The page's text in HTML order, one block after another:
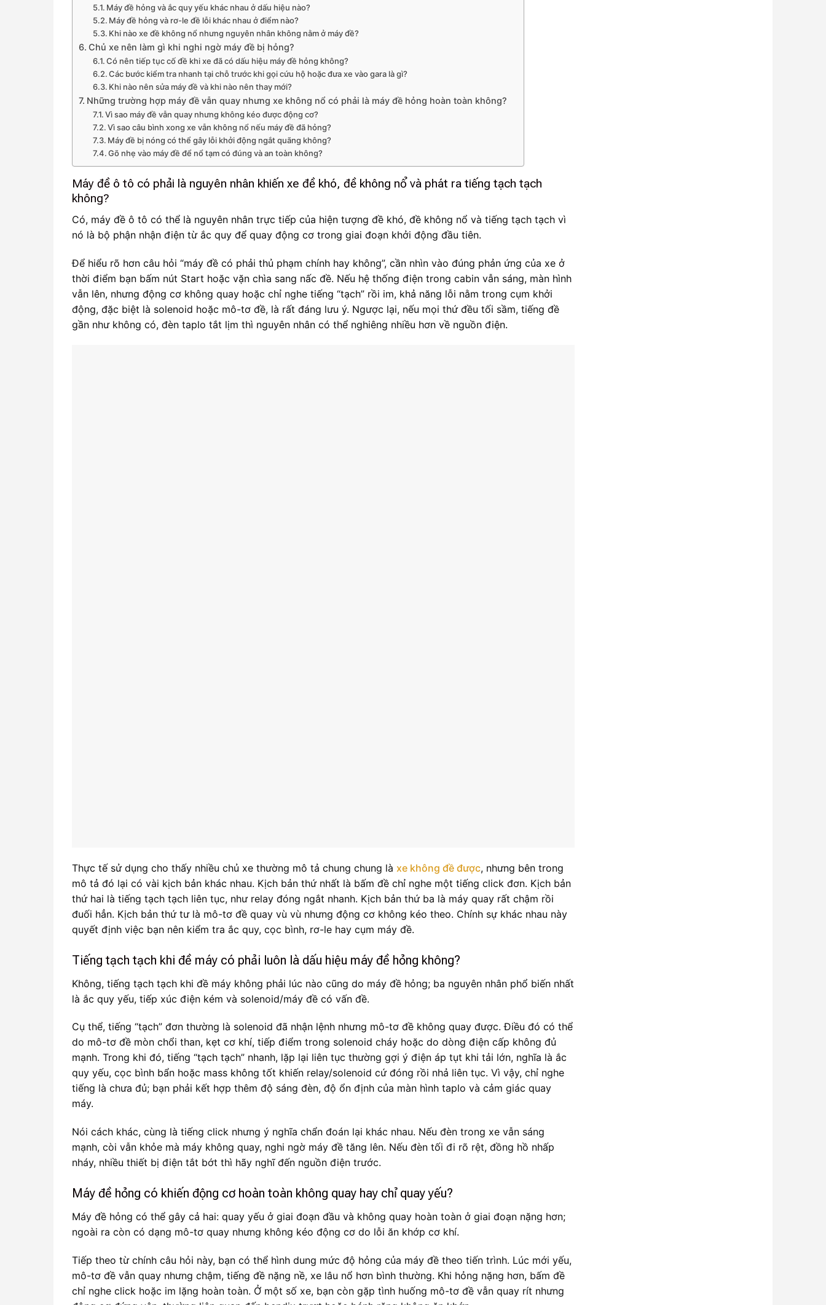
Máy đề hỏng và ắc quy yếu khác nhau ở dấu hiệu nào?
Máy đề hỏng và rơ-le đề lỗi khác nhau ở điểm nào?
Khi nào xe đề không nổ nhưng nguyên nhân không nằm ở máy đề?
Chủ xe nên làm gì khi nghi ngờ máy đề bị hỏng?
Có nên tiếp tục cố đề khi xe đã có dấu hiệu máy đề hỏng không?
Các bước kiểm tra nhanh tại chỗ trước khi gọi cứu hộ hoặc đưa xe vào gara là gì?
Khi nào nên sửa máy đề và khi nào nên thay mới?
Những trường hợp máy đề vẫn quay nhưng xe không nổ có phải là máy đề hỏng hoàn toàn không?
Vì sao máy đề vẫn quay nhưng không kéo được động cơ?
Vì sao câu bình xong xe vẫn không nổ nếu máy đề đã hỏng?
Máy đề bị nóng có thể gây lỗi khởi động ngắt quãng không?
Gõ nhẹ vào máy đề để nổ tạm có đúng và an toàn không?
Máy đề ô tô có phải là nguyên nhân khiến xe đề khó, đề không nổ và phát ra tiếng tạch tạch
không?
Có, máy đề ô tô có thể là nguyên nhân trực tiếp của hiện tượng đề khó, đề không nổ và tiếng tạch tạch vì
nó là bộ phận nhận điện từ ắc quy để quay động cơ trong giai đoạn khởi động đầu tiên.
Để hiểu rõ hơn câu hỏi “máy đề có phải thủ phạm chính hay không”, cần nhìn vào đúng phản ứng của xe ở
thời điểm bạn bấm nút Start hoặc vặn chìa sang nấc đề. Nếu hệ thống điện trong cabin vẫn sáng, màn hình
vẫn lên, nhưng động cơ không quay hoặc chỉ nghe tiếng “tạch” rồi im, khả năng lỗi nằm trong cụm khởi
động, đặc biệt là solenoid hoặc mô-tơ đề, là rất đáng lưu ý. Ngược lại, nếu mọi thứ đều tối sầm, tiếng đề
gần như không có, đèn taplo tắt lịm thì nguyên nhân có thể nghiêng nhiều hơn về nguồn điện.
Thực tế sử dụng cho thấy nhiều chủ xe thường mô tả chung chung là xe không đề được, nhưng bên trong
mô tả đó lại có vài kịch bản khác nhau. Kịch bản thứ nhất là bấm đề chỉ nghe một tiếng click đơn. Kịch bản
thứ hai là tiếng tạch tạch liên tục, như relay đóng ngắt nhanh. Kịch bản thứ ba là máy quay rất chậm rồi
đuối hẳn. Kịch bản thứ tư là mô-tơ đề quay vù vù nhưng động cơ không kéo theo. Chính sự khác nhau này
quyết định việc bạn nên kiểm tra ắc quy, cọc bình, rơ-le hay cụm máy đề.
Tiếng tạch tạch khi đề máy có phải luôn là dấu hiệu máy đề hỏng không?
Không, tiếng tạch tạch khi đề máy không phải lúc nào cũng do máy đề hỏng; ba nguyên nhân phổ biến nhất
là ắc quy yếu, tiếp xúc điện kém và solenoid/máy đề có vấn đề.
Cụ thể, tiếng “tạch” đơn thường là solenoid đã nhận lệnh nhưng mô-tơ đề không quay được. Điều đó có thể
do mô-tơ đề mòn chổi than, kẹt cơ khí, tiếp điểm trong solenoid cháy hoặc do dòng điện cấp không đủ
mạnh. Trong khi đó, tiếng “tạch tạch” nhanh, lặp lại liên tục thường gợi ý điện áp tụt khi tải lớn, nghĩa là ắc
quy yếu, cọc bình bẩn hoặc mass không tốt khiến relay/solenoid cứ đóng rồi nhả liên tục. Vì vậy, chỉ nghe
tiếng là chưa đủ; bạn phải kết hợp thêm độ sáng đèn, độ ổn định của màn hình taplo và cảm giác quay
máy.
Nói cách khác, cùng là tiếng click nhưng ý nghĩa chẩn đoán lại khác nhau. Nếu đèn trong xe vẫn sáng
mạnh, còi vẫn khỏe mà máy không quay, nghi ngờ máy đề tăng lên. Nếu đèn tối đi rõ rệt, đồng hồ nhấp
nháy, nhiều thiết bị điện tắt bớt thì hãy nghĩ đến nguồn điện trước.
Máy đề hỏng có khiến động cơ hoàn toàn không quay hay chỉ quay yếu?
Máy đề hỏng có thể gây cả hai: quay yếu ở giai đoạn đầu và không quay hoàn toàn ở giai đoạn nặng hơn;
ngoài ra còn có dạng mô-tơ quay nhưng không kéo động cơ do lỗi ăn khớp cơ khí.
Tiếp theo từ chính câu hỏi này, bạn có thể hình dung mức độ hỏng của máy đề theo tiến trình. Lúc mới yếu,
mô-tơ đề vẫn quay nhưng chậm, tiếng đề nặng nề, xe lâu nổ hơn bình thường. Khi hỏng nặng hơn, bấm đề
chỉ nghe click hoặc im lặng hoàn toàn. Ở một số xe, bạn còn gặp tình huống mô-tơ đề vẫn quay rít nhưng